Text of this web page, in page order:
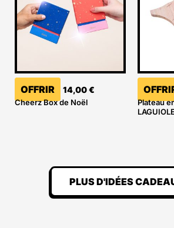
OFFRIR 14,00€
Cheerz Box de Noël
Plateau
LAGUIOLE
PLUS D'IDÉES